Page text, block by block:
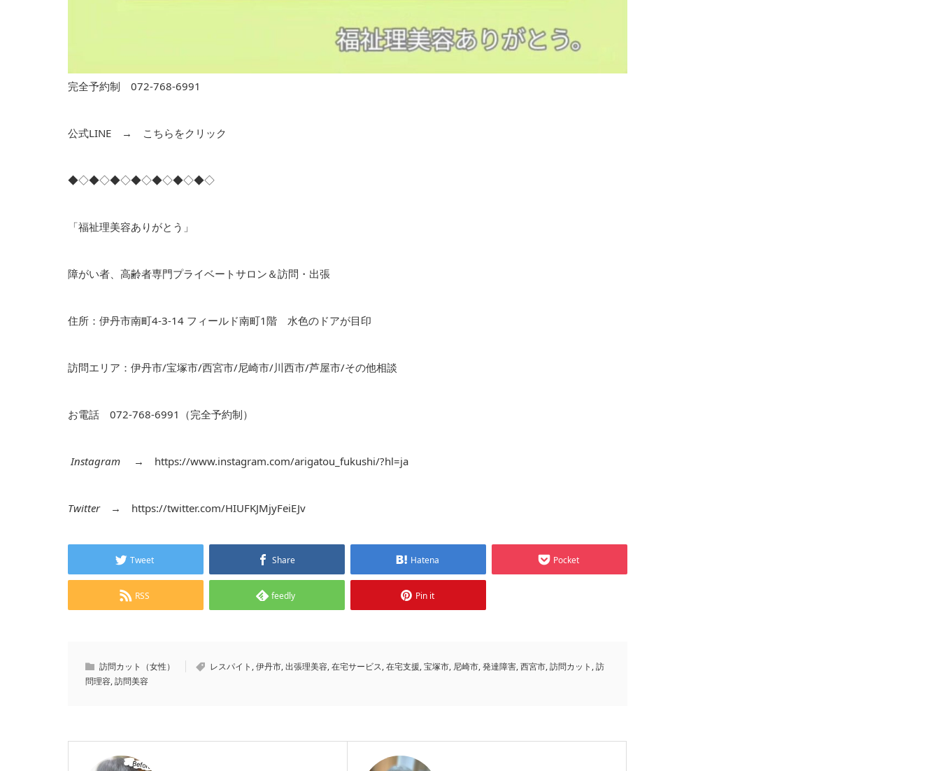
完全予約制 072-768-6991
公式LINE → こちらをクリック
◆◇◆◇◆◇◆◇◆◇◆◇◆◇
「福祉理美容ありがとう」
障がい者、高齢者専門プライベートサロン＆訪問・出張
住所：伊丹市南町4-3-14 フィールド南町1階 水色のドアが目印
訪問エリア：伊丹市/宝塚市/西宮市/尼崎市/川西市/芦屋市/その他相談
お電話 072-768-6991（完全予約制）
Instagram → https://www.instagram.com/arigatou_fukushi/?hl=ja
Twitter→ https://twitter.com/HIUFKJMjyFeiEJv
Tweet Share Hatena Pocket
RSS feedly Pin it
訪問カット（女性） レスパイト ,伊丹市,出張理美容,在宅サービス,在宅支援,宝塚市, 尼崎市,発達障害,西宮市,訪問カット ,訪
問理容,訪問美容